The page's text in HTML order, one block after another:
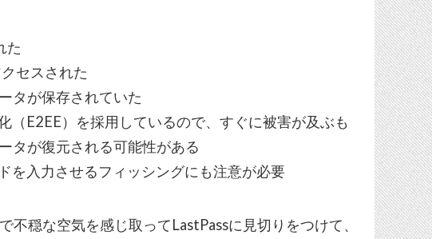
た
セスされた
タが保存されていた
（E2EE）を採用しているので、すぐに被害が及ぶも
タが復元される可能性がある
を入力させるフィッシングにも注意が必要
不穏な空気を感じ取ってLastPassに見切りをつけて、